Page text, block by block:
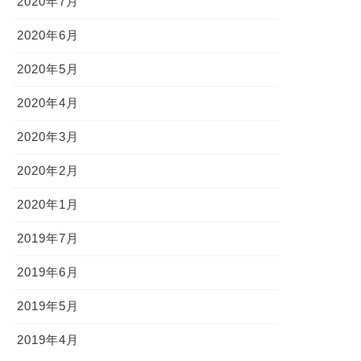
2020年6月
2020年5月
2020年4月
2020年3月
2020年2月
2020年1月
2019年7月
2019年6月
2019年5月
2019年4月